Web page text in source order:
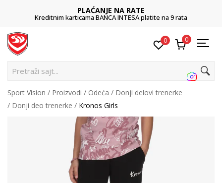
PLAĆANJE NA RATE
Kreditnim karticama BANCA INTESA platite na 9 rata
0 0
P
Sport Vision Proizvodi Odeća
Donji delovi trenerke
Donji deo trenerke
Kronos Girls